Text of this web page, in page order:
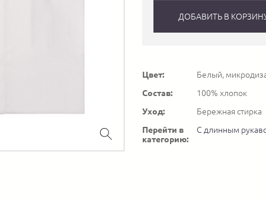
ДОБАВИТЬ В
Цвет:
Белый,
Состав:
100% хлопок
Уход:
Бережная стирка
Перейти в
категорию:
С длинным